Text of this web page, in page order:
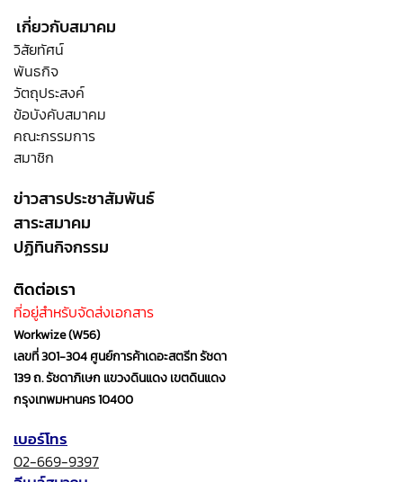
เกี่ยวกับสมาคม
วิสัยทัศน์
พันธกิจ
วัตถุประสงค์
ข้อบังคับสมาคม
คณะกรรมการ
สมาชิก
ข่าวสารประชาสัมพันธ์
สาระสมาคม
ปฏิทินกิจกรรม
ติดต่อเรา
ที่อยู่สำหรับจัดส่งเอกสาร
Workwize (W56)
เลขที่ 301-304 ศูนย์การค้าเดอะสตรีท รัชดา
139 ถ. รัชดาภิเษก แขวงดินแดง เขตดินแดง
กรุงเทพมหานคร 10400
เบอร์โทร
02-669-9397